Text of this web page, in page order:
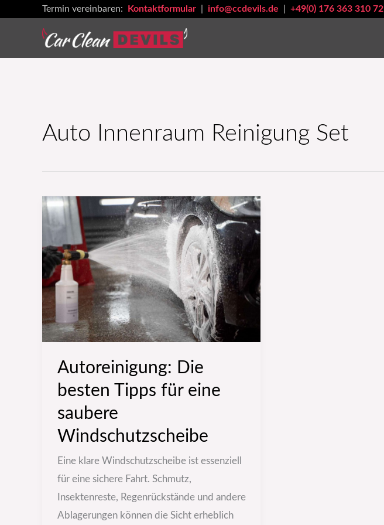
Termin vereinbaren: Kontaktformular info@ccdevils.de +49(0) 176 363 310 72
Auto Innenraum Reinigung Set
Autoreinigung: Die
besten Tipps für eine
saubere
Windschutzscheibe
Eine klare Windschutzscheibe ist essenziell
für eine sichere Fahrt. Schmutz,
Insektenreste, Regenrückstände und andere
Ablagerungen können die Sicht erheblich
Autoreinigung:
Die
besten
Tipps
für
eine
saubere
Windschutzscheibe